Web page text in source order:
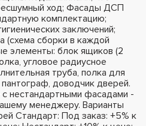
ход; Фасады ДСП
комплектацию;
заключений;
(схема сборки в каждой
элементы: блок ящиков (2
угловое радиусное
труба, полка для
доводчик дверей.
нестандартными фасадами -
менеджеру. Варианты
Стандарт: Под заказ: +5% к